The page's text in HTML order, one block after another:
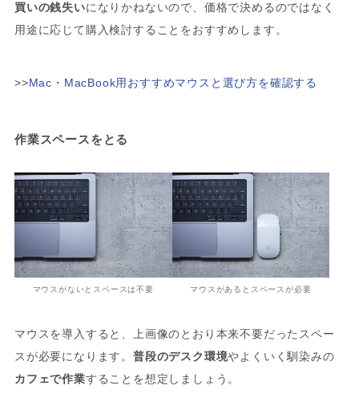
買いの銭失いになりかねないので、価格で決めるのではなく
用途に応じて購入検討することをおすすめします。
>>Mac・MacBook用おすすめマウスと選び方を確認する
作業スペースをとる
マウスがないとスペースは不要 マウスがあるとスペースが必要
マウスを導入すると、上画像のとおり本来不要だったスペー
スが必要になります。 普段のデスク環境やよくいく馴染みの
カフェで作業することを想定しましょう。